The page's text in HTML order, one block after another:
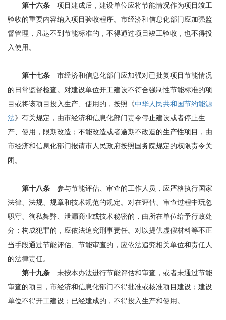
第十六条 项目建成后，建设单位应将节能情况作为项目竣工
验收的重要内容纳入项目验收程序。市经济和信息化部门应加强监
督管理，凡达不到节能标准的，不得通过项目竣工验收，也不得投
入使用。
第十七条 市经济和信息化部门应加强对已批复项目节能情况
的日常监督检查。对建设单位开工建设不符合强制性节能标准的项
目或将该项目投入生产、使用的，按照《中华人民共和国节约能源
法》有关规定，由市经济和信息化部门责令停止建设或者停止生
产、使用，限期改造；不能改造或者逾期不改造的生产性项目，由
市经济和信息化部门报请市人民政府按照国务院规定的权限责令关
闭。
第十八条 参与节能评估、审查的工作人员，应严格执行国家
法律、法规、规章和技术规范的规定。对在评估、审查过程中玩忽
职守、徇私舞弊、泄漏商业或技术秘密的，由所在单位给予行政处
分；构成犯罪的，应依法追究刑事责任。对以提供虚假材料等不正
当手段通过节能评估、节能审查的，应依法追究相关单位和责任人
的法律责任。
第十九条 未按本办法进行节能评估和审查，或者未通过节能
审查的项目，市经济和信息化部门不得批准或核准项目建设；建设
单位不得开工建设；已经建成的，不得投入生产和使用。